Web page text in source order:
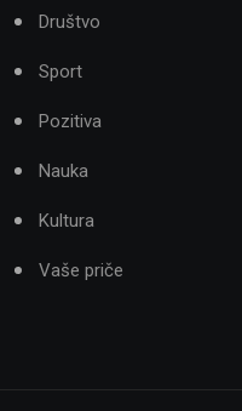
Društvo
Sport
Pozitiva
Nauka
Kultura
Vaše priče